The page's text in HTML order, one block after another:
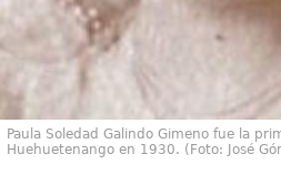
Paula Soledad Galindo Gimeno fue la
Huehuetenango en 1930. (Foto: José